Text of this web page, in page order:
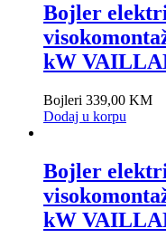
Bojler
kW
Bojleri 339,00 KM
Dodaj u korpu
Bojler
kW